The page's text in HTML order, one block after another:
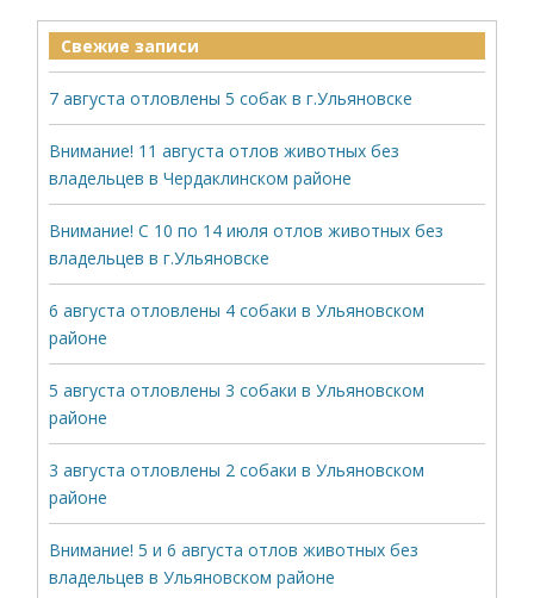
Свежие записи
7 августа отловлены 5 собак в г.Ульяновске
Внимание! 11 августа отлов животных без
владельцев в Чердаклинском районе
Внимание! С 10 по 14 июля отлов животных без
владельцев в г.Ульяновске
6 августа отловлены 4 собаки в Ульяновском
районе
5 августа отловлены 3 собаки в Ульяновском
районе
3 августа отловлены 2 собаки в Ульяновском
районе
Внимание! 5 и 6 августа отлов животных без
владельцев в Ульяновском районе